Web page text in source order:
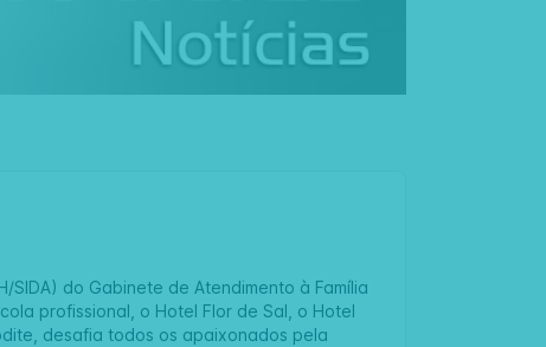
SIDA) do Gabinete de Atendimento à Família
profissional, o Hotel Flor de Sal, o Hotel
desafia todos os apaixonados pela